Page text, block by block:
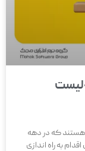
هستند که در دهه
به راه اندازی